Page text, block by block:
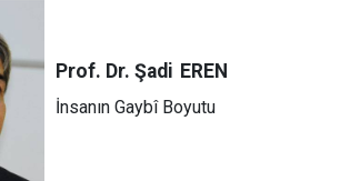
Prof. Dr. Şadi EREN
İnsanın Gaybî Boyutu